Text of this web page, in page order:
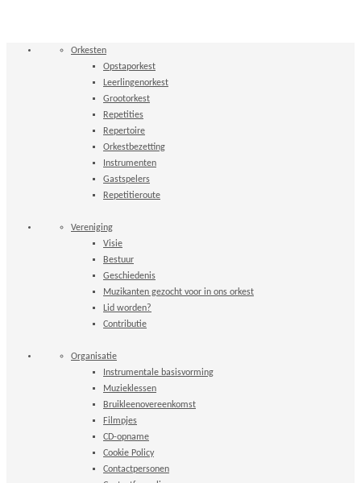
Orkesten
Opstaporkest
Leerlingenorkest
Grootorkest
Repetities
Repertoire
Orkestbezetting
Instrumenten
Gastspelers
Repetitieroute
Vereniging
Visie
Bestuur
Geschiedenis
Muzikanten gezocht voor in ons orkest
Lid worden?
Contributie
Organisatie
Instrumentale basisvorming
Muzieklessen
Bruikleenovereenkomst
Filmpjes
CD-opname
Cookie Policy
Contactpersonen